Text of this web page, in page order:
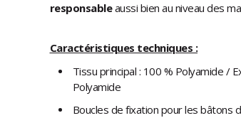
responsableaussi bien au niveau des
Caractéristiques techniques :
Tissu principal : 100 % Polyamide /
Polyamide
Boucles de fixation pour les bâtons